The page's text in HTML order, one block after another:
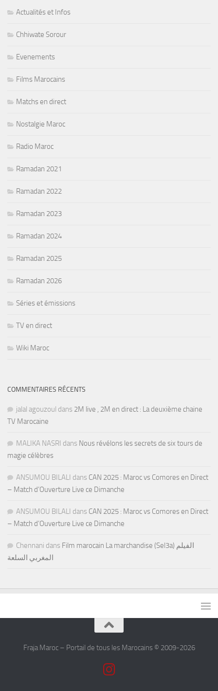
Actualités et Infos
Chhiwate Sorour
Evenements
Films Marocains
Matchs en direct
Nostalgie Maroc
Radio Maroc
Ramadan 2021
Ramadan 2022
Ramadan 2023
Ramadan 2024
Ramadan 2025
Ramadan 2026
Séries et émissions
TV en direct
Wiki Maroc
COMMENTAIRES RÉCENTS
jalal agouzoul dans 2M live , 2M en direct : La deuxième chaine
TV Marocaine
MALIKA NASRI dans Nous révélons les secrets de six tours de
magie célèbres
ANSUMOU BILALI dans CAN 2025 : Maroc vs Comores en Direct
– Match d’Ouverture Live ce Dimanche
ANSUMOU BILALI dans CAN 2025 : Maroc vs Comores en Direct
– Match d’Ouverture Live ce Dimanche
Chennani dans Film marocain La marchandise (Sel3a) الفيلم
المغربي السلعة
Fraja Maroc – Portail de tous les Marocains © 2009-2026